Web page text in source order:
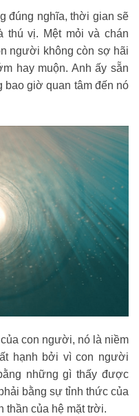
nghĩa, thời gian sẽ
thú vị. Mệt mỏi và chán
người không còn sợ hãi
hay muộn. Anh ấy sẵn
bao giờ quan tâm đến nó
con người, nó là niềm
hạnh bởi vì con người
những gì thấy được
bằng sự tỉnh thức của
thần của hệ mặt trời.